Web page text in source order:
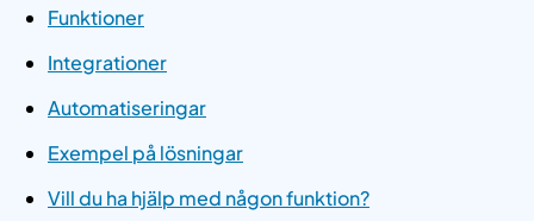
Funktioner
Integrationer
Automatiseringar
Exempel på lösningar
Vill du ha hjälp med någon funktion?